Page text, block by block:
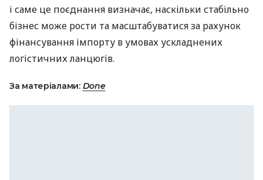
і саме це поєднання визначає, наскільки стабільно
бізнес може рости та масштабуватися за рахунок
фінансування імпорту в умовах ускладнених
логістичних ланцюгів.
За матеріалами: Done